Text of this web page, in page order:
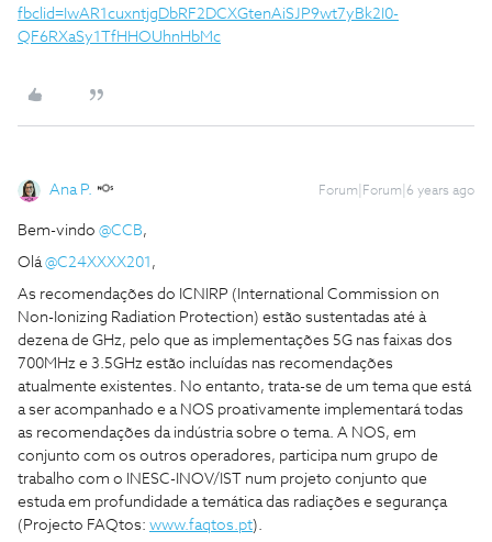
fbclid=IwAR1cuxntjgDbRF2DCXGtenAiSJP9wt7yBk2I0-
QF6RXaSy1TfHHOUhnHbMc
Ana P. Forum|Forum|6 years ago
Bem-vindo @CCB,
Olá@C24XXXX201 ,
As recomendações do ICNIRP (International Commission on
Non-Ionizing Radiation Protection) estão sustentadas até à
dezena de GHz, pelo que as implementações 5G nas faixas dos
700MHz e 3.5GHz estão incluídas nas recomendações
atualmente existentes. No entanto, trata-se de um tema que está
a ser acompanhado e a NOS proativamente implementará todas
as recomendações da indústria sobre o tema. A NOS, em
conjunto com os outros operadores, participa num grupo de
trabalho com o INESC-INOV/IST num projeto conjunto que
estuda em profundidade a temática das radiações e segurança
(Projecto FAQtos: www.faqtos.pt).